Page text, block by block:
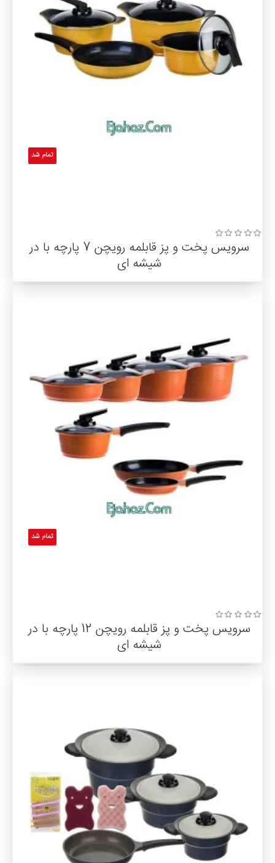
تمام شد
سرویس پخت و پز قابلمه رویچن 7 پارچه با در
شیشه ای
تمام شد
سرویس پخت و پز قابلمه رویچن 12 پارچه با در
شیشه ای